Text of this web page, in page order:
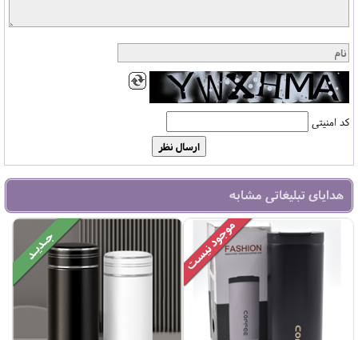
کد امنیتی
هدایای تبلیغاتی مشابه